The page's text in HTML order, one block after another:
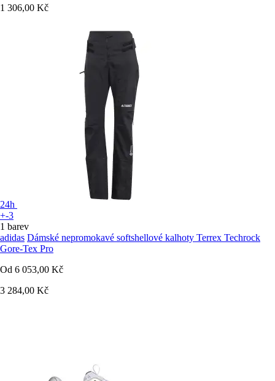
1 306,00 Kč
24h
+-3
1 barev
adidas Dámské nepromokavé softshellové kalhoty Terrex Techrock
Gore-Tex Pro
Od 6 053,00 Kč
3 284,00 Kč